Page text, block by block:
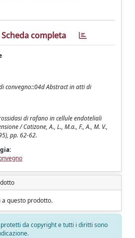
Scheda completa
convegno::04d Abstract in atti di
di rafano in cellule endoteliali
/ Catizone, A., L., M.a., F., A., M. V.,
pp. 62-62.
a questo prodotto.
da copyright e tutti i diritti sono